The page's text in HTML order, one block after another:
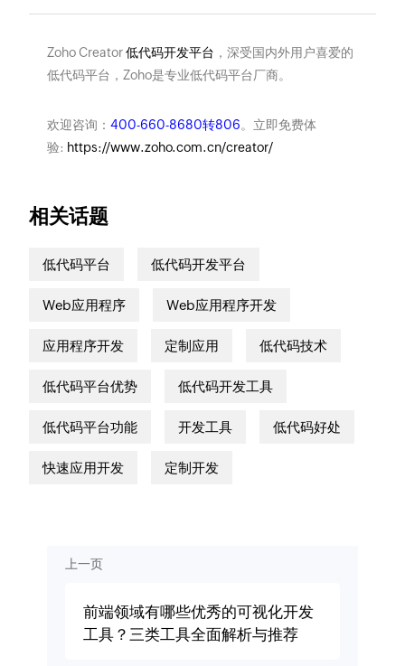
Zoho Creator低代码开发平台 ，深受国内外用户喜爱的
低代码平台，Zoho是专业低代码平台厂商。
欢迎咨询： 400-660-8680转806。立即免费体
验: https://www.zoho.com.cn/creator/
相关话题
低代码平台 低代码开发平台
Web应用程序 Web应用程序开发
应用程序开发 定制应用 低代码技术
低代码平台优势 低代码开发工具
低代码平台功能 开发工具 低代码好处
快速应用开发 定制开发
上一页
前端领域有哪些优秀的可视化开发
工具？三类工具全面解析与推荐